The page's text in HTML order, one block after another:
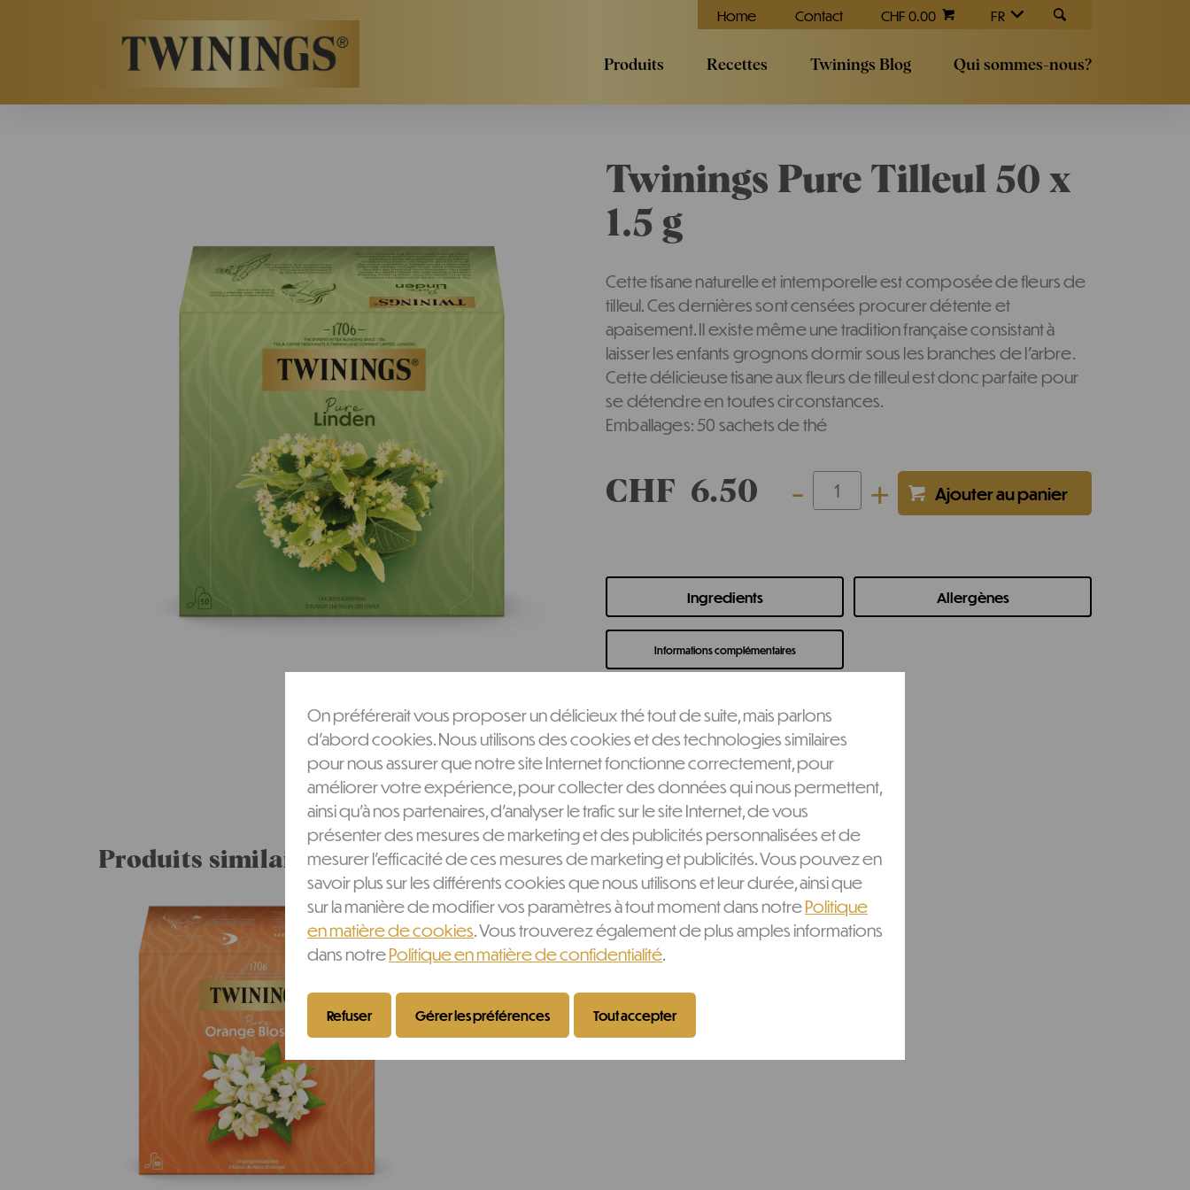
Twinings.ch
Home Contact CHF 0.00 FR
Produits Recettes Twinings Blog Qui sommes-nous?
Twinings Pure Tilleul 50 x
1.5 g
Cette tisane naturelle et intemporelle est composée de fleurs de
tilleul. Ces dernières sont censées procurer détente et
apaisement. Il existe même une tradition française consistant à
laisser les enfants grognons dormir sous les branches de l'arbre.
Cette délicieuse tisane aux fleurs de tilleul est donc parfaite pour
se détendre en toutes circonstances.
Emballages: 50 sachets de thé
CHF 6.50 - +
Ingredients Allergènes
Informations complémentaires
Produits similaires
On préférerait vous proposer un délicieux thé tout de suite, mais parlons
d'abord cookies. Nous utilisons des cookies et des technologies similaires
pour nous assurer que notre site Internet fonctionne correctement, pour
améliorer votre expérience, pour collecter des données qui nous permettent,
ainsi qu'à nos partenaires, d'analyser le trafic sur le site Internet, de vous
présenter des mesures de marketing et des publicités personnalisées et de
mesurer l'efficacité de ces mesures de marketing et publicités. Vous pouvez en
savoir plus sur les différents cookies que nous utilisons et leur durée, ainsi que
sur la manière de modifier vos paramètres à tout moment dans notrePolitique
en matière de cookies. Vous trouverez également de plus amples informations
dans notrePolitique en matière de confidentialité.
Refuser Gérer les préférences Tout accepter